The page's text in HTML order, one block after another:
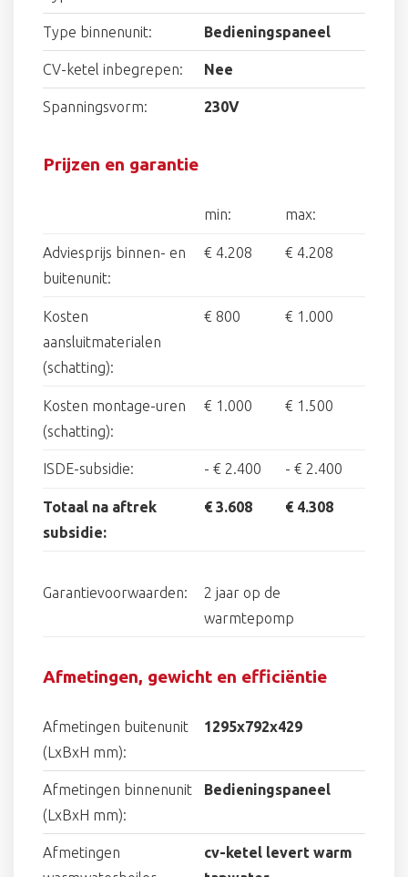
Type binnenunit: Bedieningspaneel
CV-ketel inbegrepen: Nee
Spanningsvorm: 230V
Prijzen en garantie
min: max:
Adviesprijs binnen- en
buitenunit:
€ 4.208 € 4.208
Kosten
aansluitmaterialen
(schatting):
€ 800 € 1.000
Kosten montage-uren
(schatting):
€ 1.000 € 1.500
ISDE-subsidie: - € 2.400 - € 2.400
Totaal na aftrek
subsidie:
€ 3.608 € 4.308
Garantievoorwaarden:
2 jaar op de
warmtepomp
Afmetingen, gewicht en efficiëntie
Afmetingen buitenunit
(LxBxH mm):
1295x792x429
Afmetingen binnenunit
(LxBxH mm):
Bedieningspaneel
Afmetingen
cv-ketel levert warm